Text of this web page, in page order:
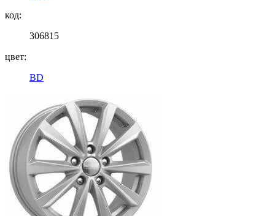
код:
306815
цвет:
BD